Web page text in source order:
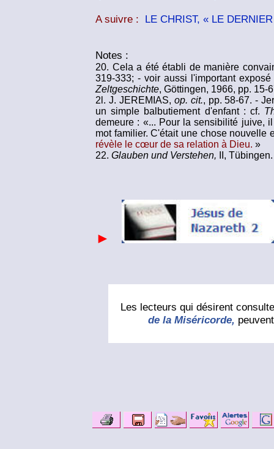
A suivre : LE CHRIST, « LE
Notes :
20. Cela a été établi de manière
319-333; - voir aussi l'important
Zeltgeschichte, Göttingen, 1966, pp. 15-
2l. J. JEREMIAS, op. cit., pp. 58-67. -
un simple balbutiement d'enfant : cf.
demeure : «... Pour la sensibilité juive,
mot familier. C'était une chose
révèle le cœur de sa relation à Dieu. »
22. Glauben und Verstehen, II,
►
Les lecteurs qui désirent
de la Miséricorde,